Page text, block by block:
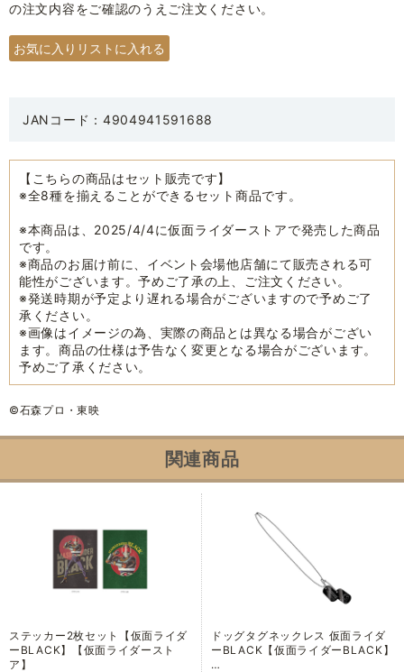
の注文内容をご確認のうえご注文ください。
JANコード：4904941591688
【こちらの商品はセット販売です】
※全8種を揃えることができるセット商品です。
※本商品は、2025/4/4に仮面ライダーストアで発売した商品
です。
※商品のお届け前に、イベント会場他店舗にて販売される可
能性がございます。予めご了承の上、ご注文ください。
※発送時期が予定より遅れる場合がございますので予めご了
承ください。
※画像はイメージの為、実際の商品とは異なる場合がござい
ます。商品の仕様は予告なく変更となる場合がございます。
予めご了承ください。
©石森プロ・東映
関連商品
ステッカー2枚セット【仮面ライダ
ーBLACK】【仮面ライダースト
ア】
ドッグタグネックレス 仮面ライダ
ーBLACK【仮面ライダーBLACK】
…